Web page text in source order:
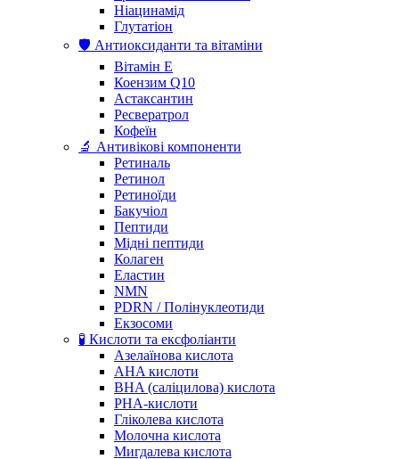
Ніацинамід
Глутатіон
🛡️ Антиоксиданти та вітаміни
Вітамін Е
Коензим Q10
Астаксантин
Ресвератрол
Кофеїн
🔬 Антивікові компоненти
Ретиналь
Ретинол
Ретиноїди
Бакучіол
Пептиди
Мідні пептиди
Колаген
Еластин
NMN
PDRN / Полінуклеотиди
Екзосоми
🧪 Кислоти та ексфоліанти
Азелаїнова кислота
AHA кислоти
BHA (саліцилова) кислота
PHA-кислоти
Гліколева кислота
Молочна кислота
Мигдалева кислота